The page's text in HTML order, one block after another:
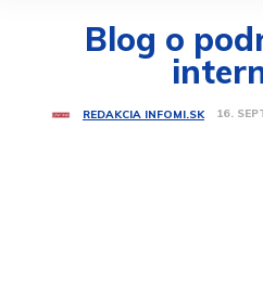
Blog o
REDAKCIA INFOMI.SK 16.